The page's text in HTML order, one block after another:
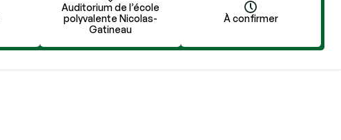
Auditorium de l’école
polyvalente Nicolas-
Gatineau
À confirmer